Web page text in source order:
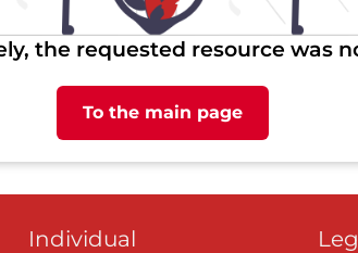
the requested resource was
To the main page
Individual